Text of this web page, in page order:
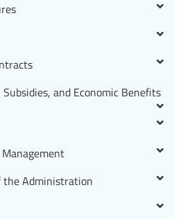
and Economic Benefits
the Administration